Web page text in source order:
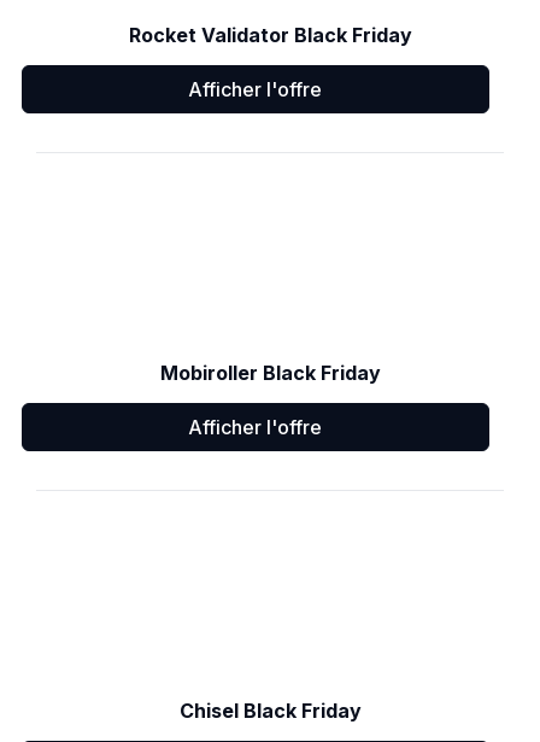
Rocket Validator Black Friday
Afficher l'offre
Mobiroller Black Friday
Afficher l'offre
Chisel Black Friday